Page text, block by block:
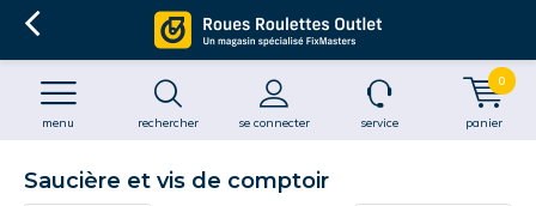
rechercher se connecter
menu service panier
0
Saucière et vis de comptoir